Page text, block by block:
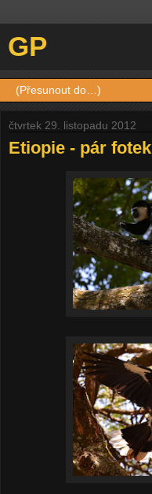
GP
čtvrtek 29. listopadu 2012
Etiopie - pár fotek